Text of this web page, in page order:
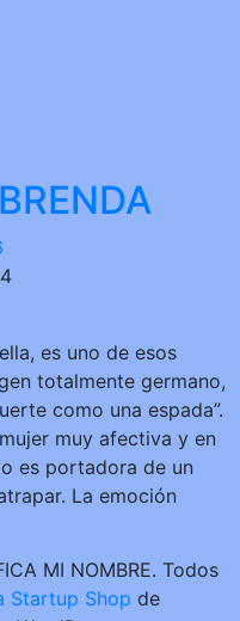
es uno de esos
totalmente germano,
como una espada”.
muy afectiva y en
es portadora de un
La emoción
MI NOMBRE. Todos
Startup Shop de